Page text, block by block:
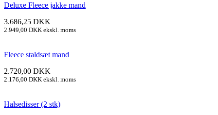
Deluxe Fleece jakke mand
3.686,25 DKK
2.949,00 DKK ekskl. moms
Fleece staldsæt mand
2.720,00 DKK
2.176,00 DKK ekskl. moms
Halsedisser (2 stk)